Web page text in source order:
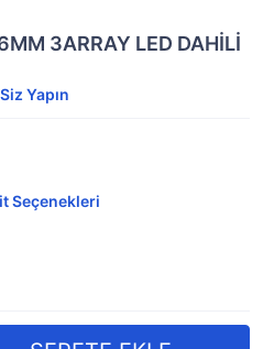
3ARRAY LED DAHİLİ
Yapın
Seçenekleri